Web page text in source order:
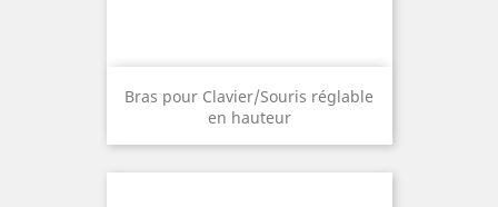
Bras pour Clavier/Souris réglable
en hauteur